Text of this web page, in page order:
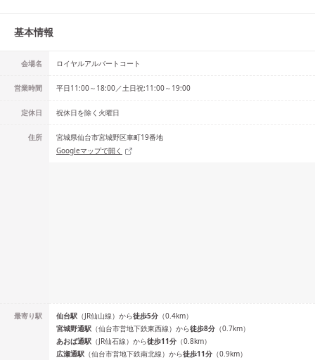
基本情報
会場名 ロイヤルアルバートコート
営業時間 平日11:00～18:00／土日祝:11:00～19:00
定休日 祝休日を除く火曜日
住所
宮城県仙台市宮城野区車町19番地
Googleマップで開く
最寄り駅 仙台駅 （JR仙山線） から徒歩5分 （0.4km）
宮城野通駅 （仙台市営地下鉄東西線） から徒歩8分 （0.7km）
あおば通駅 （JR仙石線） から徒歩11分 （0.8km）
広瀬通駅 （仙台市営地下鉄南北線） から徒歩11分 （0.9km）